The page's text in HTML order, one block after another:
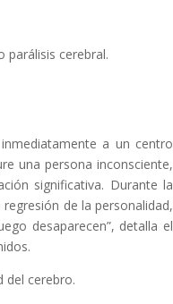
parálisis cerebral.
a un centro
una persona inconsciente,
significativa. Durante la
de la personalidad,
desaparecen”, detalla el
del cerebro.